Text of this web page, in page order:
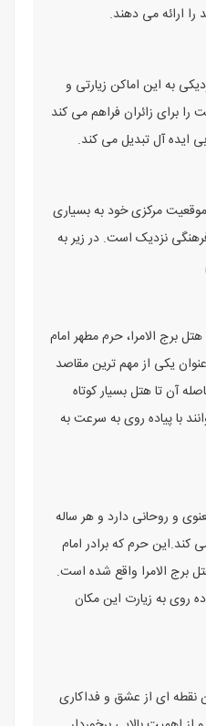
ارائه می ‌دهند.
به این اماکن زیارتی و
برای زائران فراهم می ‌کند
ایده‌ آل تبدیل می ‌کند.
موقعیت مرکزی خود به بسیاری
نزدیک است. در زیر به
برج الامرا، حرم مطهر امام
یکی از مهم ‌ترین مقاصد
آن تا هتل بسیار کوتاه
با پیاده ‌روی به سرعت به
و روحانی دارد و هر ساله
‌کند.این حرم که برادر امام
الامرا واقع شده است.
روی به زیارت این مکان
‌ای از عشق و فداکاری